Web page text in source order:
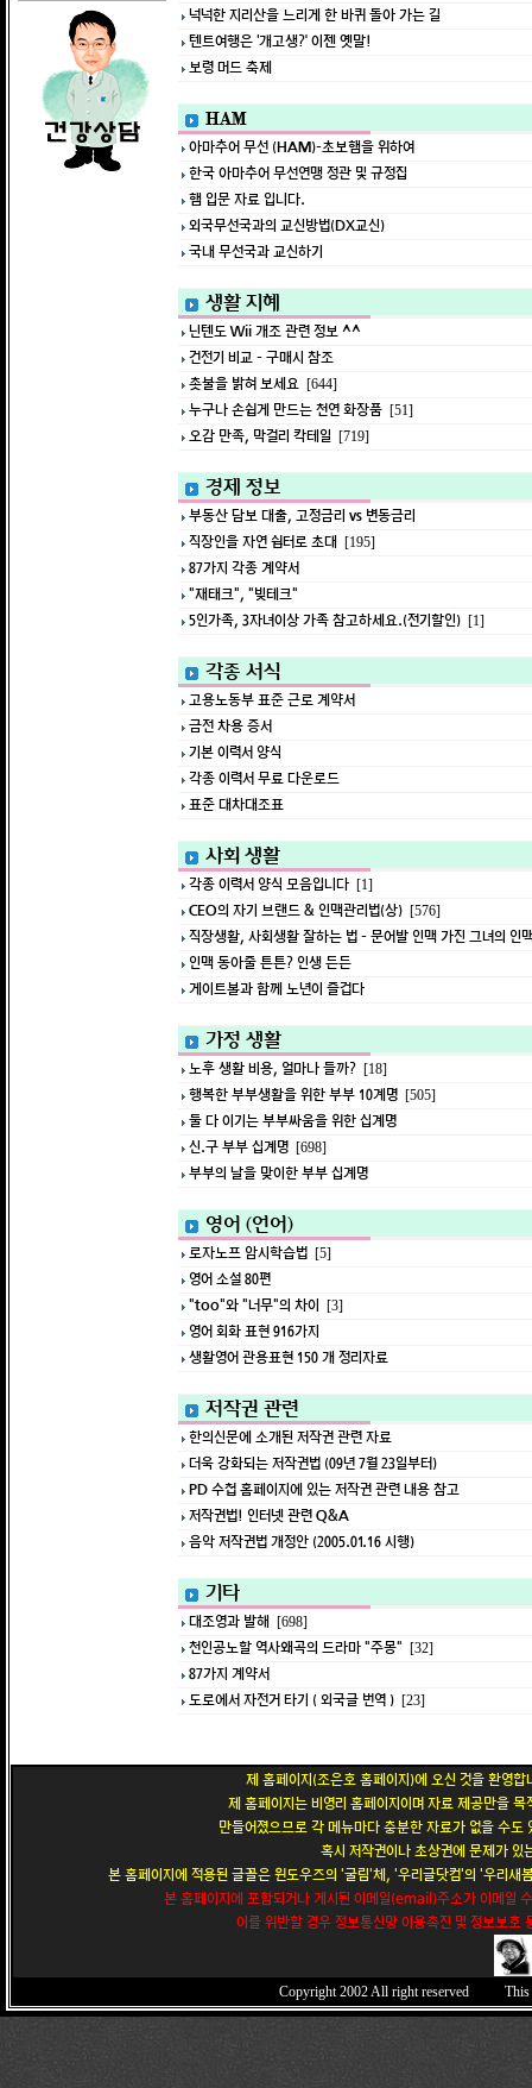
넉넉한 지리산을 느리게 한 바퀴 돌아 가는 길
텐트여행은 ‘개고생?’ 이젠 옛말!
보령 머드 축제
HAM
아마추어 무선 (HAM)-초보햄을 위하여
한국 아마추어 무선연맹 정관 및 규정집
햄 입문 자료 입니다.
외국무선국과의 교신방법(DX교신)
국내 무선국과 교신하기
생활 지혜
닌텐도 Wii 개조 관련 정보 ^^
건전기 비교 - 구매시 참조
촛불을 밝혀 보세요 [644]
누구나 손쉽게 만드는 천연 화장품 [51]
오감 만족, 막걸리 칵테일 [719]
경제 정보
부동산 담보 대출, 고정금리 vs 변동금리
직장인을 자연 쉼터로 초대 [195]
87가지 각종 계약서
"재태크", "빚테크"
5인가족, 3자녀이상 가족 참고하세요.(전기할인) [1]
각종 서식
고용노동부 표준 근로 계약서
금전 차용 증서
기본 이력서 양식
각종 이력서 무료 다운로드
표준 대차대조표
사회 생활
각종 이력서 양식 모음입니다 [1]
CEO의 자기 브랜드 & 인맥관리법(상) [576]
직장생활, 사회생활 잘하는 법 - 문어발 인맥 가진 그녀의 인
인맥 동아줄 튼튼? 인생 든든
게이트볼과 함께 노년이 즐겁다
가정 생활
노후 생활 비용, 얼마나 들까? [18]
행복한 부부생활을 위한 부부 10계명 [505]
둘 다 이기는 부부싸움을 위한 십계명
신.구 부부 십계명 [698]
부부의 날을 맞이한 부부 십계명
영어 (언어)
로자노프 암시학습법 [5]
영어 소설 80편
"too"와 "너무"의 차이 [3]
영어 회화 표현 916가지
생활영어 관용표현 150 개 정리자료
저작권 관련
한의신문에 소개된 저작권 관련 자료
더욱 강화되는 저작권법 (09년 7월 23일부터)
PD 수첩 홈페이지에 있는 저작권 관련 내용 참고
저작권법! 인터넷 관련 Q&A
음악 저작권법 개정안 (2005.01.16 시행)
기타
대조영과 발해 [698]
천인공노할 역사왜곡의 드라마 "주몽" [32]
87가지 계약서
도로에서 자전거 타기 ( 외국글 번역 ) [23]
제 홈페이지(조은호 홈페이지)에 오신 것을 환영
제 홈페이지는 비영리 홈페이지이며 자료 제공만을
만들어졌으므로 각 메뉴마다 충분한 자료가 없을 수
혹시 저작권이나 초상권에 문제가
본 홈페이지에 적용된 글꼴은 윈도우즈의 '굴림'체, '우리글닷컴'의 '우리
본 홈페이지에 포함되거나 게시된 이메일(email)주소가 이메일
이를 위반할 경우 정보통신망 이용촉진 및 정보보호
Copyright 2002All right reserved This